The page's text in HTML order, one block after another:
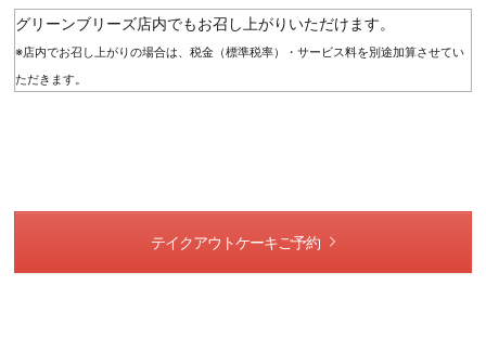
グリーンブリーズ店内でもお召し上がりいただけます。
※店内でお召し上がりの場合は、税金（標準税率）・サービス料を別途加算させてい
ただきます。
テイクアウトケーキご予約